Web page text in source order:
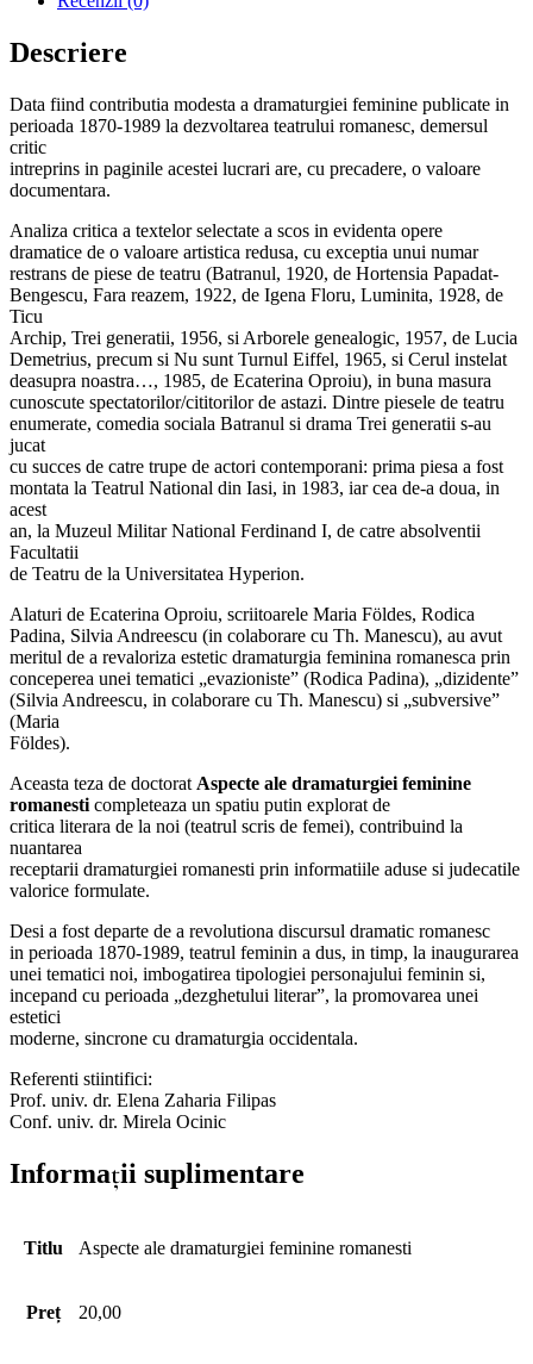
Descriere
Data fiind contributia modesta a dramaturgiei feminine publicate in
perioada 1870-1989 la dezvoltarea teatrului romanesc, demersul
critic
intreprins in paginile acestei lucrari are, cu precadere, o valoare
documentara.
Analiza critica a textelor selectate a scos in evidenta opere
dramatice de o valoare artistica redusa, cu exceptia unui numar
restrans de piese de teatru (Batranul, 1920, de Hortensia Papadat-
Bengescu, Fara reazem, 1922, de Igena Floru, Luminita, 1928, de
Ticu
Archip, Trei generatii, 1956, si Arborele genealogic, 1957, de Lucia
Demetrius, precum si Nu sunt Turnul Eiffel, 1965, si Cerul instelat
deasupra noastra…, 1985, de Ecaterina Oproiu), in buna masura
cunoscute spectatorilor/cititorilor de astazi. Dintre piesele de teatru
enumerate, comedia sociala Batranul si drama Trei generatii s-au
jucat
cu succes de catre trupe de actori contemporani: prima piesa a fost
montata la Teatrul National din Iasi, in 1983, iar cea de-a doua, in
acest
an, la Muzeul Militar National Ferdinand I, de catre absolventii
Facultatii
de Teatru de la Universitatea Hyperion.
Alaturi de Ecaterina Oproiu, scriitoarele Maria Földes, Rodica
Padina, Silvia Andreescu (in colaborare cu Th. Manescu), au avut
meritul de a revaloriza estetic dramaturgia feminina romanesca prin
conceperea unei tematici „evazioniste” (Rodica Padina), „dizidente”
(Silvia Andreescu, in colaborare cu Th. Manescu) si „subversive”
(Maria
Földes).
Aceasta teza de doctorat Aspecte ale dramaturgiei feminine
romanesti completeaza un spatiu putin explorat de
critica literara de la noi (teatrul scris de femei), contribuind la
nuantarea
receptarii dramaturgiei romanesti prin informatiile aduse si judecatile
valorice formulate.
Desi a fost departe de a revolutiona discursul dramatic romanesc
in perioada 1870-1989, teatrul feminin a dus, in timp, la inaugurarea
unei tematici noi, imbogatirea tipologiei personajului feminin si,
incepand cu perioada „dezghetului literar”, la promovarea unei
estetici
moderne, sincrone cu dramaturgia occidentala.
Referenti stiintifici:
Prof. univ. dr. Elena Zaharia Filipas
Conf. univ. dr. Mirela Ocinic
Informații suplimentare
Titlu Aspecte ale dramaturgiei feminine romanesti
Preț 20,00